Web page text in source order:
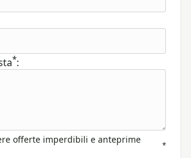
*:
offerte imperdibili e anteprime
*